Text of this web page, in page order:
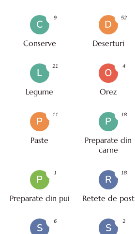
C
Conserve
9
D
Deserturi
52
L
Legume
21
O
Orez
4
P
Paste
11
P
Preparate din
carne
18
P
Preparate din pui
1
R
Retete de post
18
S
6
S
2